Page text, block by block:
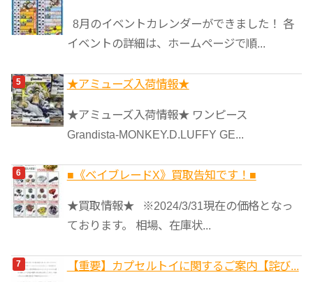
8月のイベントカレンダーができました！ 各
イベントの詳細は、ホームページで順...
★アミューズ入荷情報★
★アミューズ入荷情報★ ワンピース
Grandista-MONKEY.D.LUFFY GE...
■《ベイブレードX》買取告知です！■
★買取情報★ ※2024/3/31現在の価格となっ
ております。 相場、在庫状...
【重要】カプセルトイに関するご案内【詫び...